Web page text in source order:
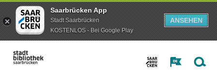
Saarbrücken App
Stadt Saarbrücken
KOSTENLOS - Bei Google Play
ANSEHEN